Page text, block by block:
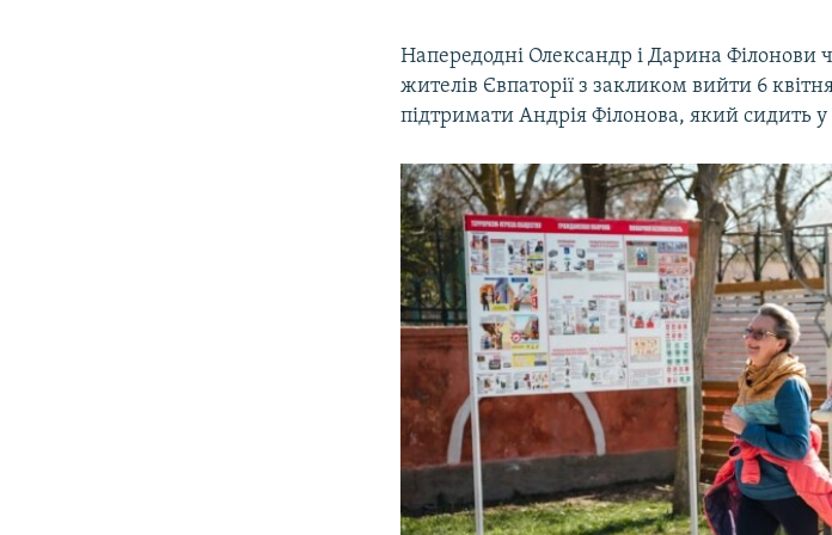
​Напередодні Олександр і Дарина Філонови
жителів Євпаторії з закликом вийти 6
підтримати Андрія Філонова, який сидить у